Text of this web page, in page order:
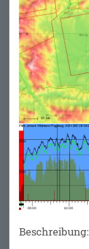
Beschreibung: